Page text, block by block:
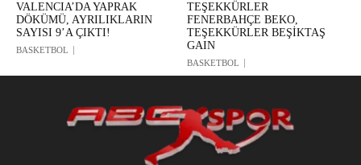
VALENCIA’DA YAPRAK
DÖKÜMÜ, AYRILIKLARIN
SAYISI 9’A ÇIKTI!
BASKETBOL
TEŞEKKÜRLER
FENERBAHÇE BEKO,
TEŞEKKÜRLER BEŞİKTAŞ
GAIN
BASKETBOL